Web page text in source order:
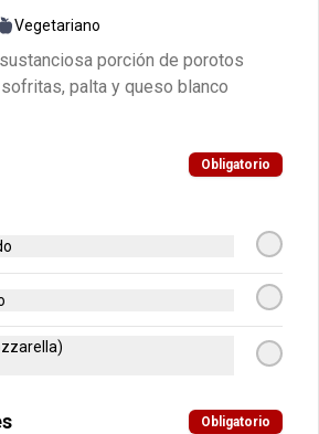
(Puede
Vegetariano
porción de porotos
palta y queso blanco
Obligatorio
Obligatorio